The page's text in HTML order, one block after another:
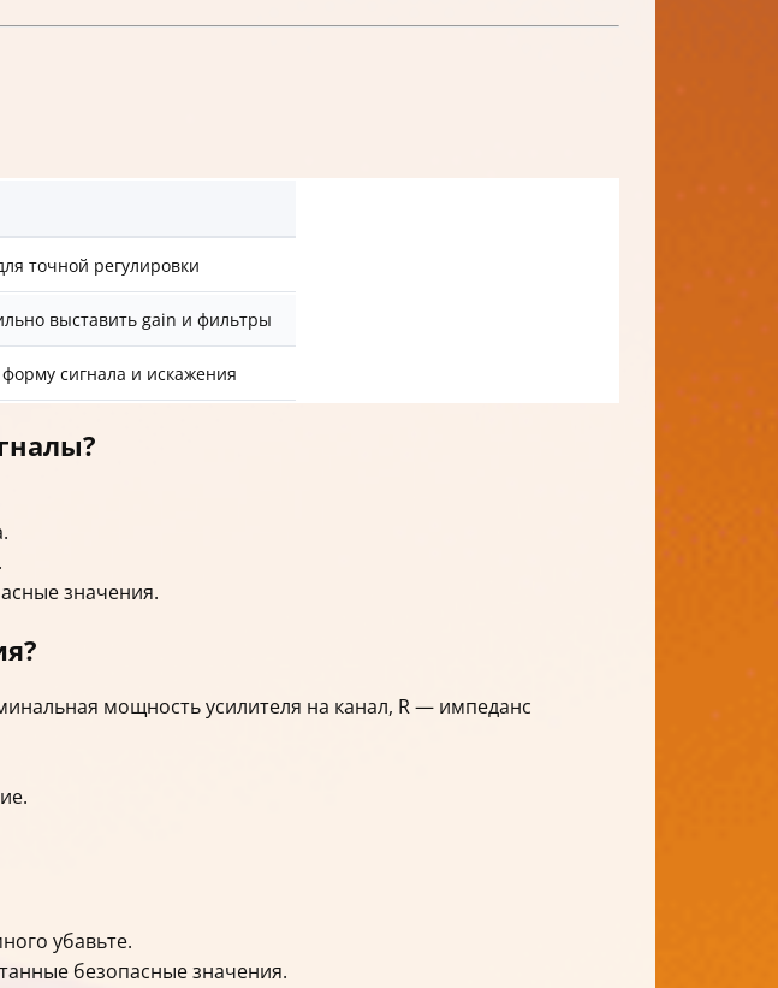
точной регулировки
выставить gain и фильтры
сигнала и искажения
значения.
мощность усилителя на канал, R — импеданс
убавьте.
безопасные значения.